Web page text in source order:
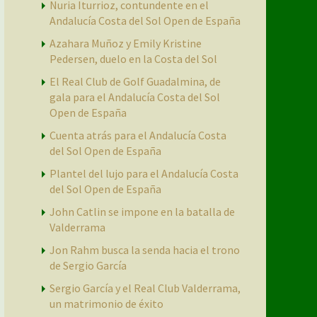
Nuria Iturrioz, contundente en el
Andalucía Costa del Sol Open de España
Azahara Muñoz y Emily Kristine
Pedersen, duelo en la Costa del Sol
El Real Club de Golf Guadalmina, de
gala para el Andalucía Costa del Sol
Open de España
Cuenta atrás para el Andalucía Costa
del Sol Open de España
Plantel del lujo para el Andalucía Costa
del Sol Open de España
John Catlin se impone en la batalla de
Valderrama
Jon Rahm busca la senda hacia el trono
de Sergio García
Sergio García y el Real Club Valderrama,
un matrimonio de éxito